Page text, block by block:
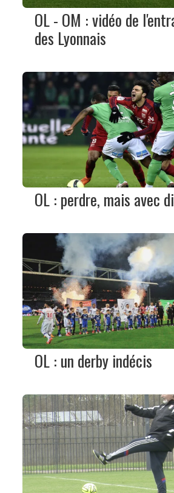
OL - OM : vidéo de
des Lyonnais
OL : perdre, mais avec
OL : un derby indécis